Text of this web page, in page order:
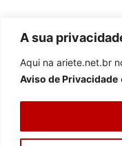
A sua
Aqui na ariete.net.br
Aviso de Privacidade